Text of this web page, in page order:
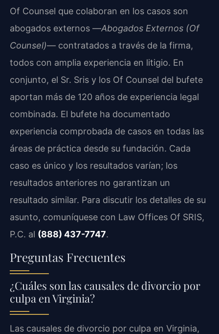
Of Counsel que colaboran en los casos son
abogados externos —Abogados Externos (Of
Counsel)— contratados a través de la firma,
todos con amplia experiencia en litigio. En
conjunto, el Sr. Sris y los Of Counsel del bufete
aportan más de 120 años de experiencia legal
combinada. El bufete ha documentado
experiencia comprobada de casos en todas las
áreas de práctica desde su fundación. Cada
caso es único y los resultados varían; los
resultados anteriores no garantizan un
resultado similar. Para discutir los detalles de su
asunto, comuníquese con Law Offices Of SRIS,
P.C. al (888) 437-7747.
Preguntas Frecuentes
¿Cuáles son las causales de divorcio por
culpa en Virginia?
Las causales de divorcio por culpa en Virginia,